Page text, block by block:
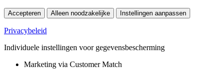
Accepteren Alleen noodzakelijke Instellingen aanpassen
Privacybeleid
Individuele instellingen voor gegevensbescherming
Marketing via Customer Match